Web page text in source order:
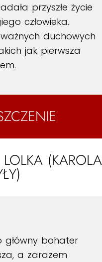
przyszłe życie
człowieka.
duchowych
jak pierwsza
LOLKA (KAROLA
główny bohater
a zarazem